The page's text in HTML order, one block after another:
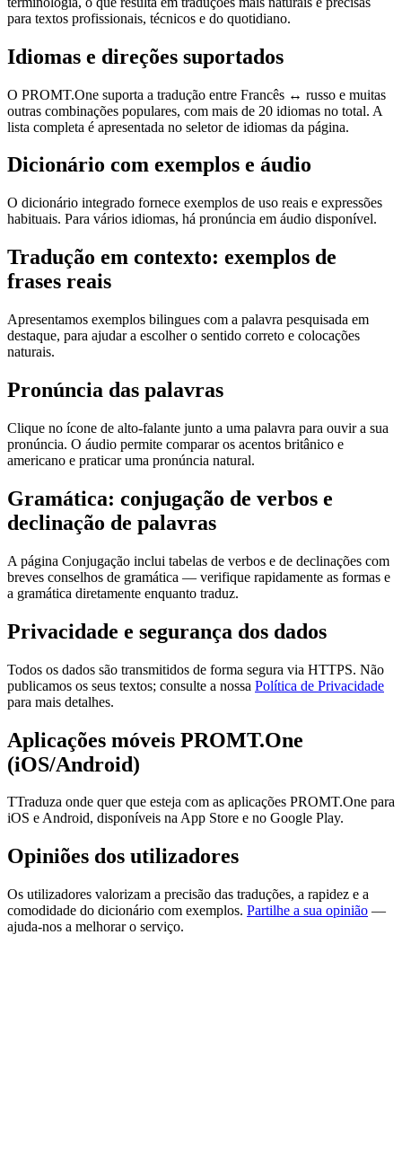
para textos profissionais, técnicos e do quotidiano.
Idiomas e direções suportados
O PROMT.One suporta a tradução entre Francês ↔ russo e muitas
outras combinações populares, com mais de 20 idiomas no total. A
lista completa é apresentada no seletor de idiomas da página.
Dicionário com exemplos e áudio
O dicionário integrado fornece exemplos de uso reais e expressões
habituais. Para vários idiomas, há pronúncia em áudio disponível.
Tradução em contexto: exemplos de
frases reais
Apresentamos exemplos bilingues com a palavra pesquisada em
destaque, para ajudar a escolher o sentido correto e colocações
naturais.
Pronúncia das palavras
Clique no ícone de alto-falante junto a uma palavra para ouvir a sua
pronúncia. O áudio permite comparar os acentos britânico e
americano e praticar uma pronúncia natural.
Gramática: conjugação de verbos e
declinação de palavras
A página Conjugação inclui tabelas de verbos e de declinações com
breves conselhos de gramática — verifique rapidamente as formas e
a gramática diretamente enquanto traduz.
Privacidade e segurança dos dados
Todos os dados são transmitidos de forma segura via HTTPS. Não
publicamos os seus textos; consulte a nossa Política de Privacidade
para mais detalhes.
Aplicações móveis PROMT.One
(iOS/Android)
TTraduza onde quer que esteja com as aplicações PROMT.One para
iOS e Android, disponíveis na App Store e no Google Play.
Opiniões dos utilizadores
Os utilizadores valorizam a precisão das traduções, a rapidez e a
comodidade do dicionário com exemplos. Partilhe a sua opinião —
ajuda-nos a melhorar o serviço.